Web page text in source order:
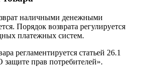
наличными денежными
Порядок возврата регулируется
платежных систем.
регламентируется статьей 26.1
защите прав потребителей».